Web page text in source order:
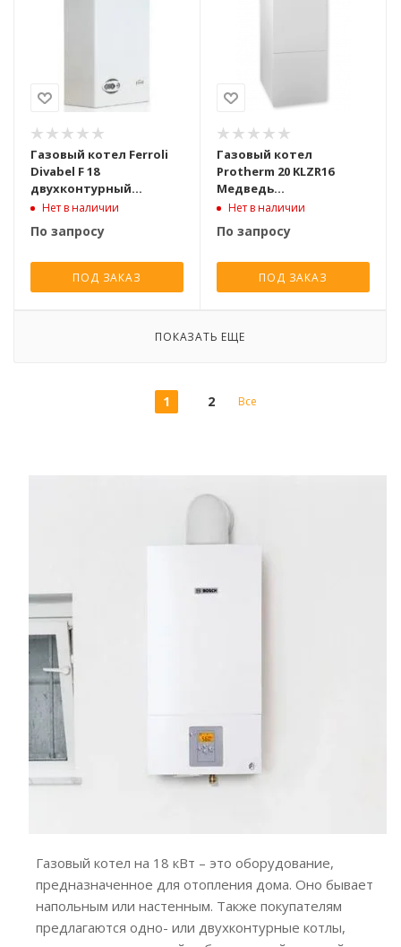
Газовый котел Ferroli
Divabel F 18
двухконтурный
турбированный [18 кВт]
Нет в наличии
По запросу
ПОД ЗАКАЗ
Газовый котел
Protherm 20 KLZR16
Медведь
двухконтурный
Нет в наличии
По запросу
ПОД ЗАКАЗ
ПОКАЗАТЬ ЕЩЕ
1 2 Все
Газовый котел на 18 кВт – это оборудование,
предназначенное для отопления дома. Оно бывает
напольным или настенным. Также покупателям
предлагаются одно- или двухконтурные котлы,